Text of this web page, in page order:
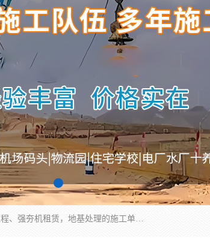
湖南业峻强夯基础工程有限公司是一家专业从事湖南强夯基础工程、强夯机租赁，地基处理的施工单位。业务覆盖：湖南、广东，江西等地。可承接1000KN.m-25000KN.m强夯（置换）工程。公司创始人是国内较早期从事强夯施工的建设者，经过多年的一步一个脚印的发展，在行业内具有较高的度和良好的口碑。